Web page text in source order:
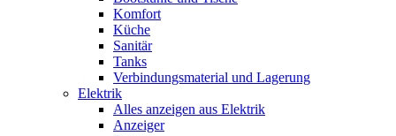
Komfort
Küche
Sanitär
Tanks
Verbindungsmaterial und Lagerung
Elektrik
Alles anzeigen aus Elektrik
Anzeiger